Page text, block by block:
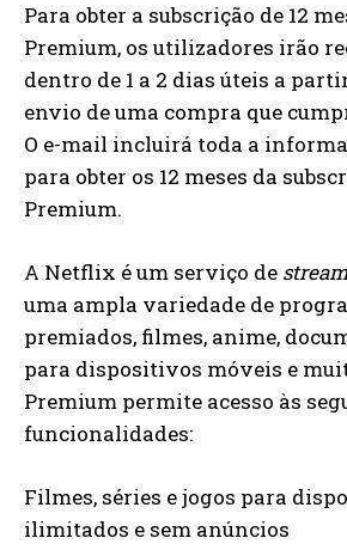
Para obter a subscrição de 12
Premium, os utilizadores irão
dentro de 1 a 2 dias úteis a
envio de uma compra que
O e-mail incluirá toda a
para obter os 12 meses da
Premium.
A Netflix é um serviço de
uma ampla variedade de
premiados, filmes, anime,
para dispositivos móveis e
Premium permite acesso às
funcionalidades:
Filmes, séries e jogos para
ilimitados e sem anúncios